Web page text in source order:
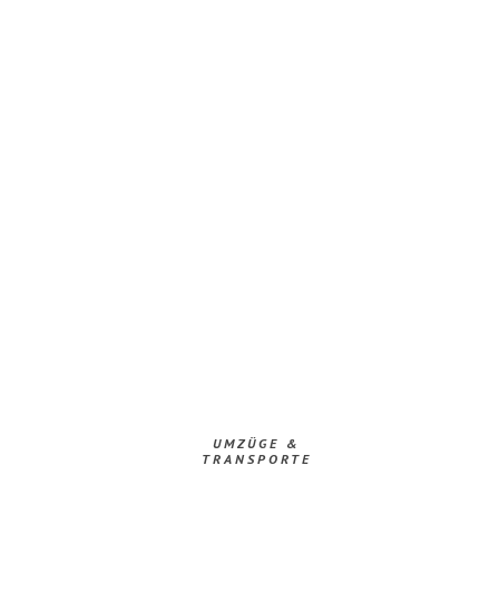
UMZÜGE &
TRANSPORTE